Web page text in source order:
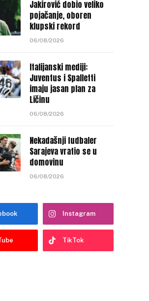
Jakirović dobio veliko
pojačanje, oboren
klupski rekord
06/08/2026
Italijanski mediji:
Juventus i Spalletti
imaju jasan plan za
Ličinu
06/08/2026
Nekadašnji fudbaler
Sarajeva vratio se u
domovinu
06/08/2026
Instagram
TikTok